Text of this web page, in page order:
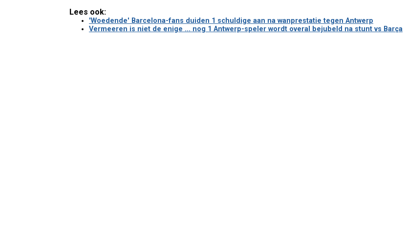
Lees ook:
'Woedende' Barcelona-fans duiden 1 schuldige aan na wanprestatie tegen Antwerp
Vermeeren is niet de enige ... nog 1 Antwerp-speler wordt overal bejubeld na stunt vs Barça